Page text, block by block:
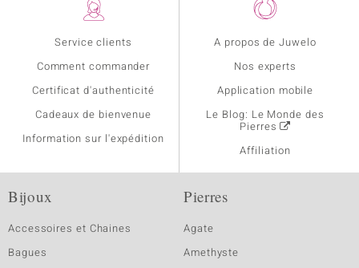
Service clients
Comment commander
Certificat d'authenticité
Cadeaux de bienvenue
Information sur l'expédition
A propos de Juwelo
Nos experts
Application mobile
Le Blog: Le Monde des
Pierres
Affiliation
Bijoux
Accessoires et Chaines
Bagues
Pierres
Agate
Amethyste